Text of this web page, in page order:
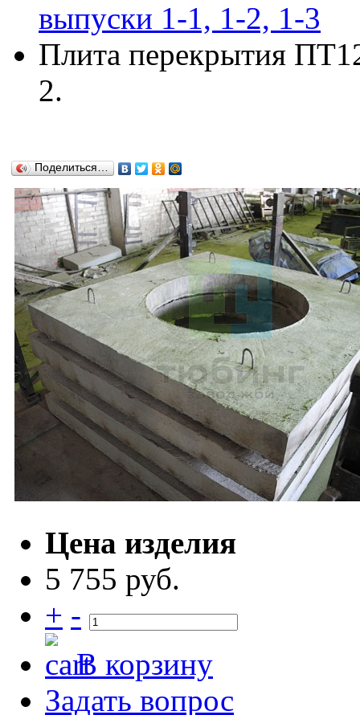
выпуски 1-1, 1-2, 1-3
Плита перекрытия
2.
Поделиться…
Цена изделия
5 755 руб.
+ -
В корзину
Задать вопрос